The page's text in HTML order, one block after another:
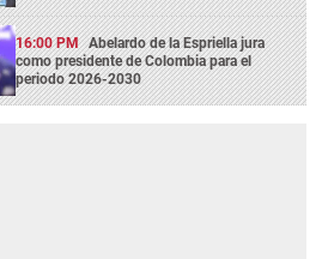
16:00 PM Abelardo de la Espriella jura
como presidente de Colombia para el
periodo 2026-2030